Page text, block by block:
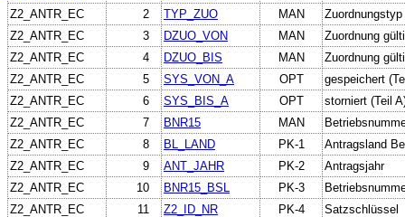
Z2_ANTR_EC
2 TYP_ZUO MAN
Zuordnungstyp
Z2_ANTR_EC
3 DZUO_VON MAN
Zuordnung
Z2_ANTR_EC
4 DZUO_BIS MAN
Zuordnung
Z2_ANTR_EC
5 SYS_VON_A OPT
gespeichert
Z2_ANTR_EC
6 SYS_BIS_A OPT
storniert (Teil
Z2_ANTR_EC
7 BNR15 MAN
Z2_ANTR_EC
8 BL_LAND PK-1
Antragsland
Z2_ANTR_EC
9 ANT_JAHR PK-2
Antragsjahr
Z2_ANTR_EC
10 BNR15_BSL PK-3
Z2_ANTR_EC
11 Z2_ID_NR PK-4
Satzschlüssel